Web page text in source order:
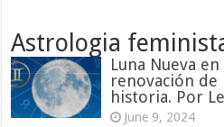
Astrologia
Luna Nueva
renovación
historia. Por
June 9, 2024